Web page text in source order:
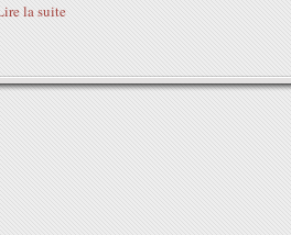
la suite